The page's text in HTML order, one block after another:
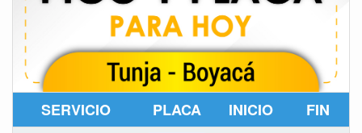
SERVICIO PLACA INICIO FIN